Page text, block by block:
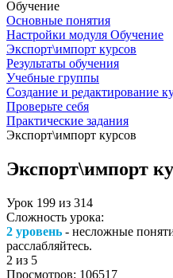
Обучение
Основные понятия
Настройки модуля Обучение
Экспорт\импорт курсов
Результаты обучения
Учебные группы
Создание и редактирование
Проверьте себя
Практические задания
Экспорт\импорт курсов
Экспорт\импорт
Урок 199 из 314
Сложность урока:
2 уровень - несложные
расслабляйтесь.
2 из 5
Просмотров: 106517